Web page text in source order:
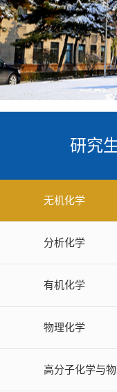
课题组
研究
无机化学
分析化学
有机化学
物理化学
高分子化学与